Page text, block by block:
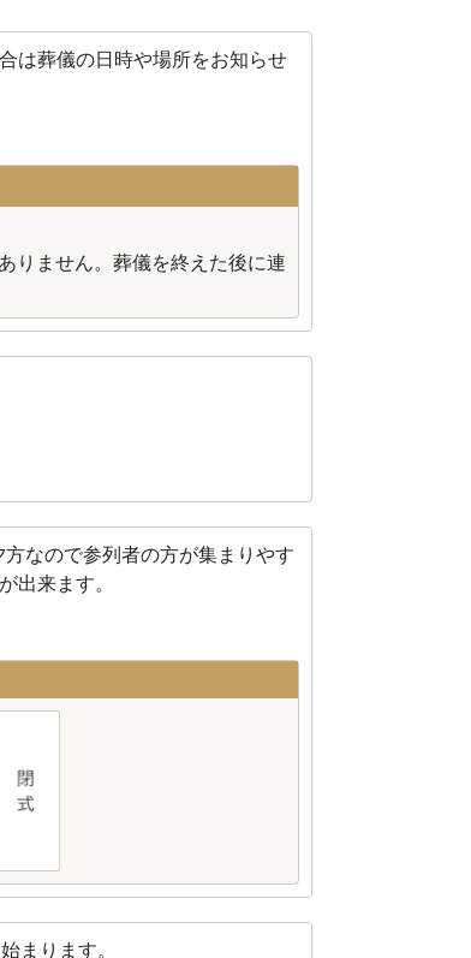
は葬儀の日時や場所をお知らせ
りません。葬儀を終えた後に連
なので参列者の方が集まりやす
出来ます。
まります。